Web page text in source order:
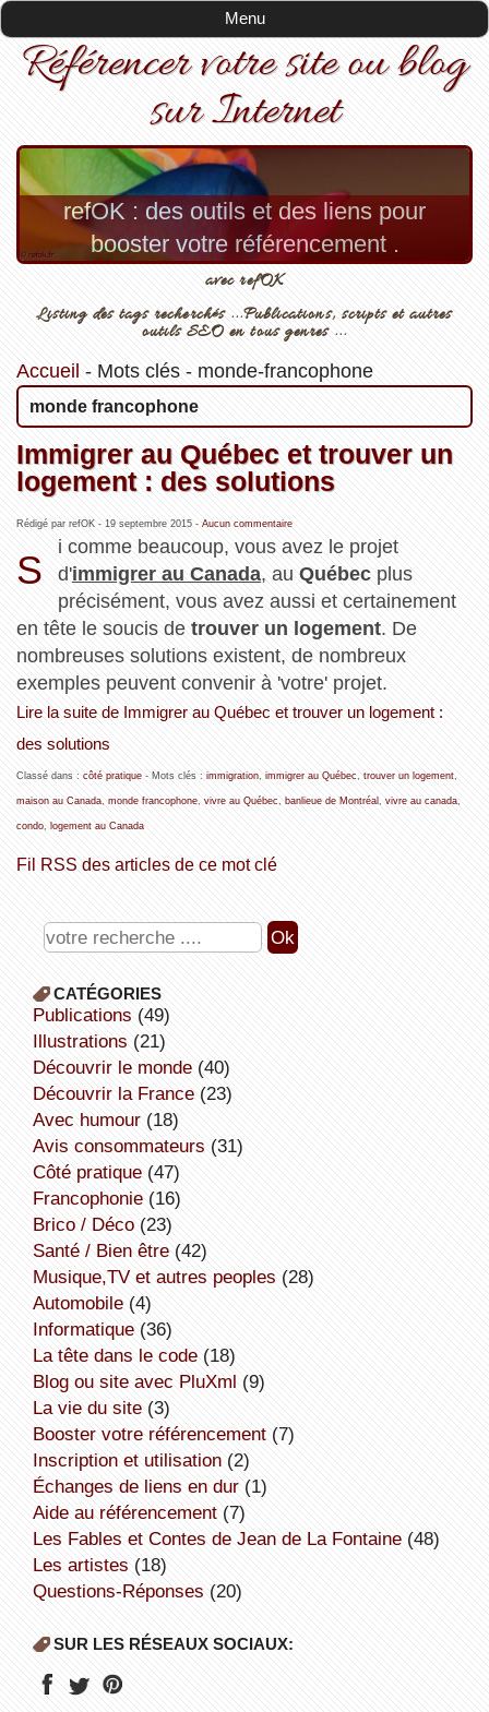
Menu
Référencer votre site ou blog
sur Internet
refOK : des outils et des liens pour
booster votre référencement .
avec refOK
Listing des tags recherchés ...Publications, scripts et autres
outils SEO en tous genres ...
Accueil - Mots clés- monde-francophone
monde francophone
Immigrer au Québec et trouver un
logement : des solutions
Rédigé par refOK - 19 septembre 2015- Aucun commentaire
S
i comme beaucoup, vous avez le projet
d'immigrer au Canada, auQuébec plus
précisément, vous avez aussi et certainement
en tête le soucis de trouver un logement. De
nombreuses solutions existent, de nombreux
exemples peuvent convenir à 'votre' projet.
Lire la suite de Immigrer au Québec et trouver un logement :
des solutions
Classé dans : côté pratique- Mots clés : immigration, immigrer au Québec trouver un logement,
maison au Canada, monde francophone, vivre au Québec banlieue de Montréal vivre au canada,
condo, logement au Canada
Fil RSS des articles de ce mot clé
CATÉGORIES
publications (49)
illustrations (21)
découvrir le monde(40)
découvrir la France(23)
avec humour(18)
avis consommateurs (31)
côté pratique(47)
Francophonie(16)
Brico / Déco(23)
Santé / Bien être(42)
Musique,TV et autres peoples (28)
Automobile(4)
informatique(36)
la tête dans le code(18)
Blog ou site avec PluXml (9)
la vie du site(3)
booster votre référencement(7)
inscription et utilisation(2)
échanges de liens en dur(1)
aide au référencement(7)
Les Fables et Contes de Jean de La Fontaine(48)
Les artistes (18)
Questions-Réponses (20)
SUR LES RÉSEAUX SOCIAUX: